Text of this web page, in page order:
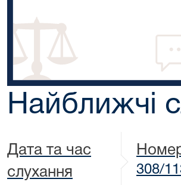
Найближчі
Дата та час
слухання
308/